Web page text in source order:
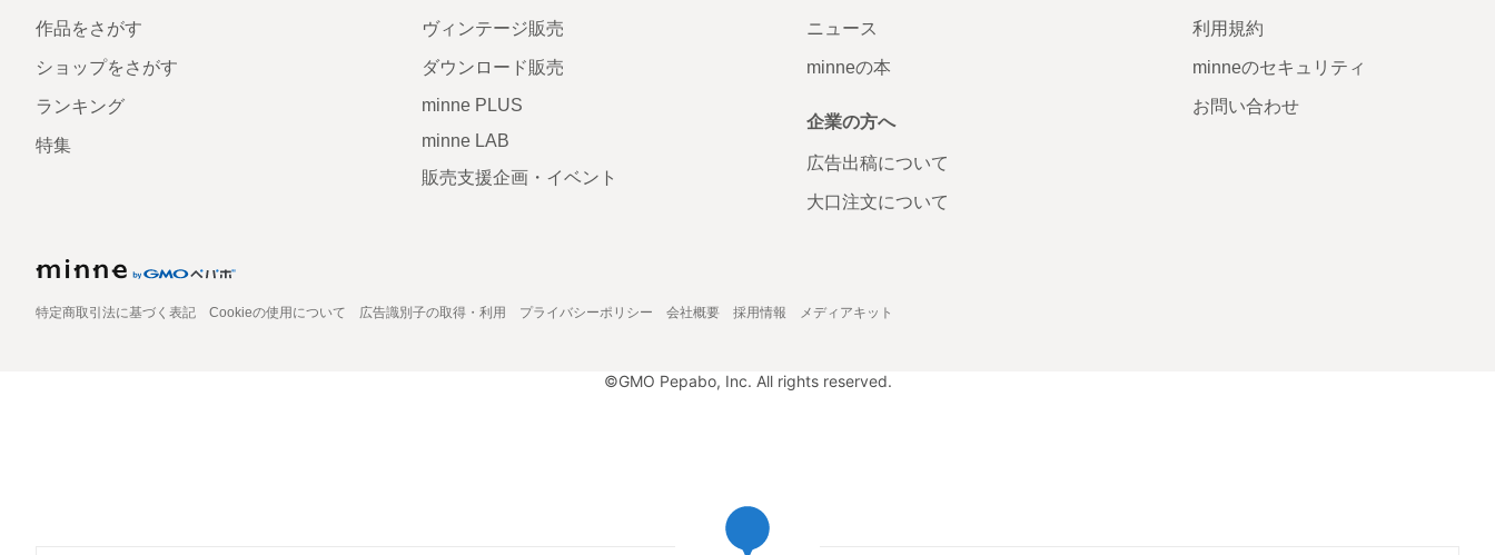
作品をさがす
ショップをさがす
ランキング
特集
ヴィンテージ販売
ダウンロード販売
minne PLUS
minne LAB
販売支援企画・イベント
ニュース
minneの本
企業の方へ
広告出稿について
大口注文について
利用規約
minneのセキュリティ
お問い合わせ
特定商取引法に基づく表記 Cookieの使用について 広告識別子の取得・利用 プライバシーポリシー 会社概要 採用情報 メディアキット
©GMO Pepabo, Inc. All rights reserved.